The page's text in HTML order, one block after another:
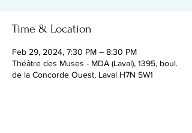
Time & Location
Feb 29, 2024, 7:30 PM – 8:30 PM
Théâtre des Muses - MDA (Laval), 1395, boul.
de la Concorde Ouest, Laval H7N 5W1